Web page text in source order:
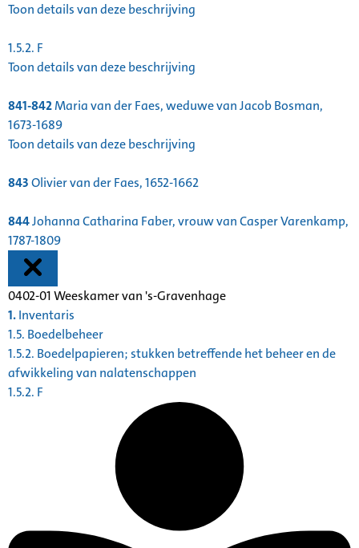
Toon details van deze beschrijving
1.5.2. F
Toon details van deze beschrijving
841-842Maria van der Faes, weduwe van Jacob Bosman,
1673-1689
Toon details van deze beschrijving
843Olivier van der Faes, 1652-1662
844Johanna Catharina Faber, vrouw van Casper Varenkamp,
1787-1809
0402-01 Weeskamer van 's-Gravenhage
1.Inventaris
1.5. Boedelbeheer
1.5.2. Boedelpapieren; stukken betreffende het beheer en de
afwikkeling van nalatenschappen
1.5.2. F